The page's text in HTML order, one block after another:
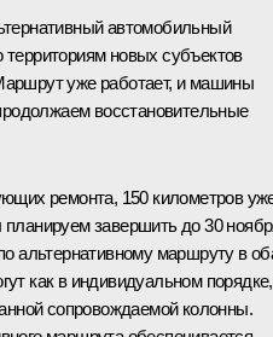
автомобильный
новых субъектов
уже работает, и машины
восстановительные
ремонта, 150 километров
завершить до 30
альтернативному маршруту в
как в индивидуальном порядке,
сопровождаемой колонны.